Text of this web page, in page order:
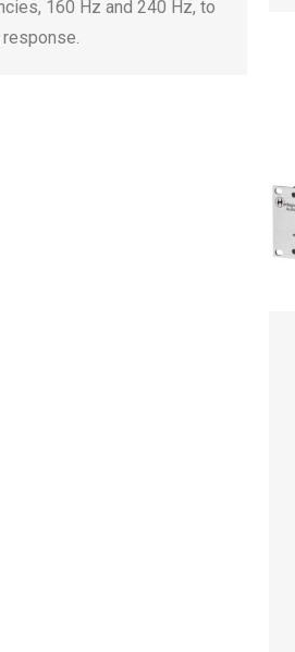
160 Hz and 240 Hz, to